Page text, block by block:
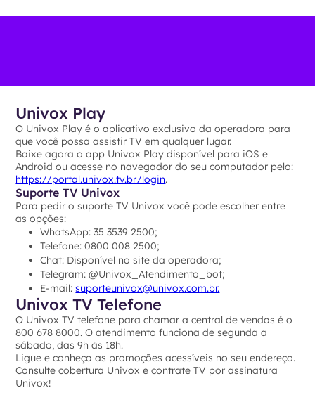
Univox Play
O Univox Play é o aplicativo exclusivo da operadora para
que você possa assistir TV em qualquer lugar.
Baixe agora o app Univox Play disponível para iOS e
Android ou acesse no navegador do seu computador pelo:
https://portal.univox.tv.br/login.
Suporte TV Univox
Para pedir o suporte TV Univox você pode escolher entre
as opções:
WhatsApp: 35 3539 2500;
Telefone: 0800 008 2500;
Chat: Disponível no site da operadora;
Telegram: @Univox_Atendimento_bot;
E-mail:suporteunivox@univox.com.br.
Univox TV Telefone
O Univox TV telefone para chamar a central de vendas é o
800 678 8000. O atendimento funciona de segunda a
sábado, das 9h às 18h.
Ligue e conheça as promoções acessíveis no seu endereço.
Consulte cobertura Univox e contrate TV por assinatura
Univox!